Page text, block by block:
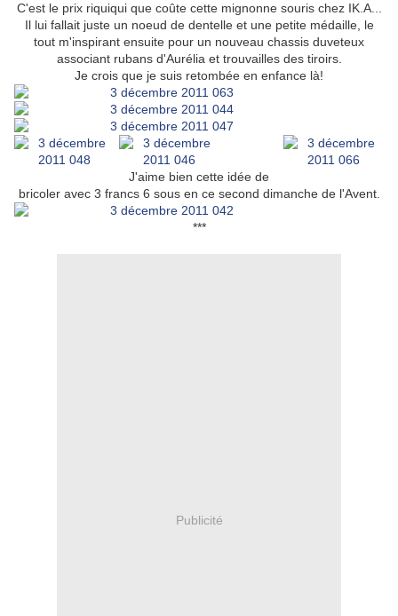
C'est le prix riquiqui que coûte cette mignonne souris chez IK.A...
Il lui fallait juste un noeud de dentelle et une petite médaille, le
tout m'inspirant ensuite pour un nouveau chassis duveteux
associant rubans d'Aurélia et trouvailles des tiroirs.
Je crois que je suis retombée en enfance là!
J'aime bien cette idée de
bricoler avec 3 francs 6 sous en ce second dimanche de l'Avent.
***
Publicité